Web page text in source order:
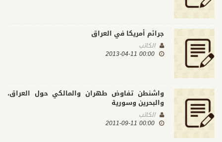
جرائم أمريكا في العراق
الكاتب
00:00 2013-04-11
واشنطن تفاوض طهران والمالكي حول العراق،
والبحرين وسورية
الكاتب
00:00 2011-09-11